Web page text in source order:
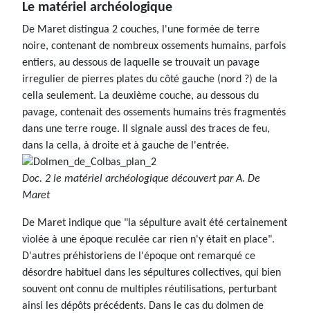
Le matériel archéologique
De Maret distingua 2 couches, l'une formée de terre
noire, contenant de nombreux ossements humains, parfois
entiers, au dessous de laquelle se trouvait un pavage
irregulier de pierres plates du côté gauche (nord ?) de la
cella seulement. La deuxième couche, au dessous du
pavage, contenait des ossements humains très fragmentés
dans une terre rouge. Il signale aussi des traces de feu,
dans la cella, à droite et à gauche de l'entrée.
Doc. 2 le matériel archéologique découvert par A. De
Maret
De Maret indique que "la sépulture avait été certainement
violée à une époque reculée car rien n'y était en place".
D'autres préhistoriens de l'époque ont remarqué ce
désordre habituel dans les sépultures collectives, qui bien
souvent ont connu de multiples réutilisations, perturbant
ainsi les dépôts précédents. Dans le cas du dolmen de